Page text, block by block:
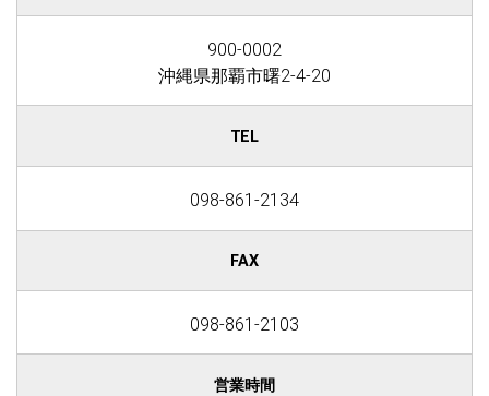
900-0002
沖縄県那覇市曙2-4-20
TEL
098-861-2134
FAX
098-861-2103
営業時間